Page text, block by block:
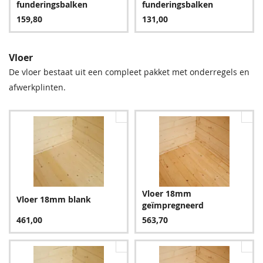
127,80
Blauw
151,80
funderingsbalken
159,80
funderingsbalken
131,00
Vloer
De vloer bestaat uit een compleet pakket met onderregels en
afwerkplinten.
Vloer 18mm blank
461,00
Vloer 18mm
geïmpregneerd
563,70